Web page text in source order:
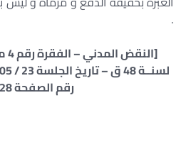
.
رقم الصفحة 428]